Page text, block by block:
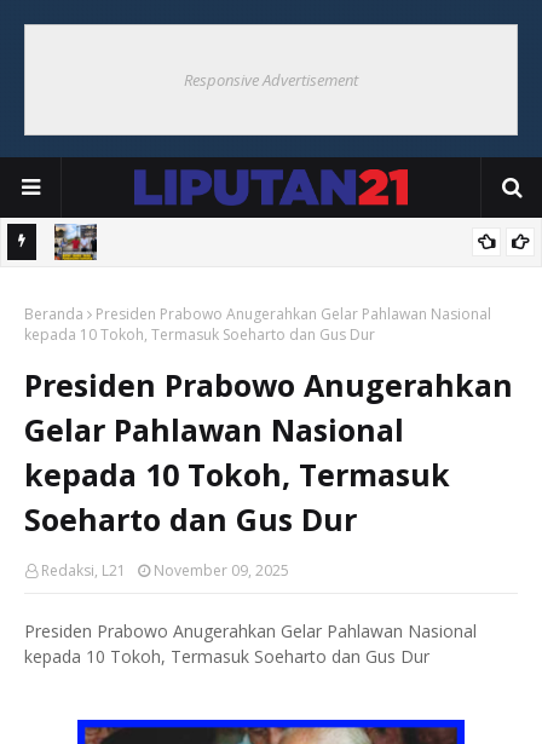
Responsive Advertisement
Pembangunan Monumen Pater Yohanes Kusters SJ
Beranda
Presiden Prabowo Anugerahkan Gelar Pahlawan Nasional
kepada 10 Tokoh, Termasuk Soeharto dan Gus Dur
Presiden Prabowo Anugerahkan
Gelar Pahlawan Nasional
kepada 10 Tokoh, Termasuk
Soeharto dan Gus Dur
Redaksi, L21 November 09, 2025
Presiden Prabowo Anugerahkan Gelar Pahlawan Nasional
kepada 10 Tokoh, Termasuk Soeharto dan Gus Dur